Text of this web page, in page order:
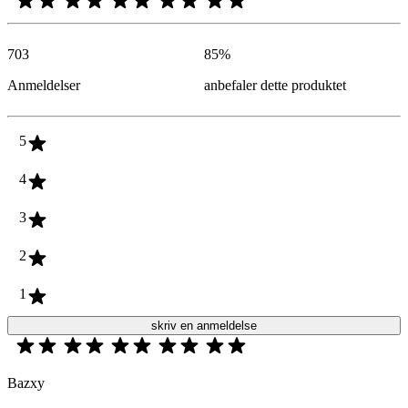
703
Anmeldelser
85%
anbefaler dette produktet
5
4
3
2
1
skriv en anmeldelse
Bazxy